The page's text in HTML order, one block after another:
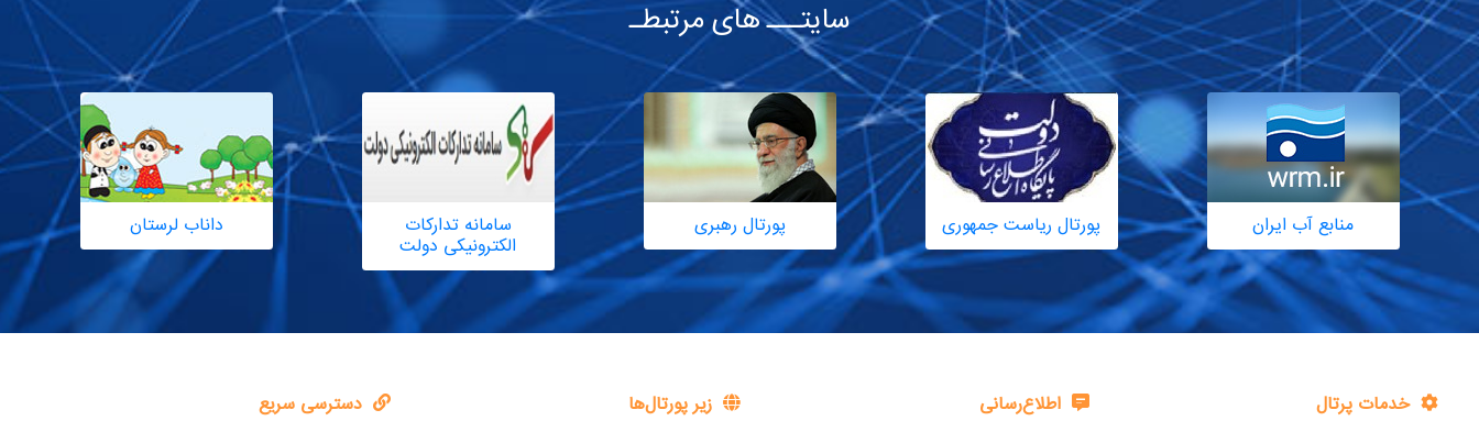
سایتـــ های مرتبطـ
منابع آب ایران پورتال ریاست جمهوری پورتال رهبری سامانه تدارکات
الکترونیکی دولت
داناب لرستان
خدمات پرتال اطلاع‌رسانی زیر پورتال‌ها دسترسی سریع